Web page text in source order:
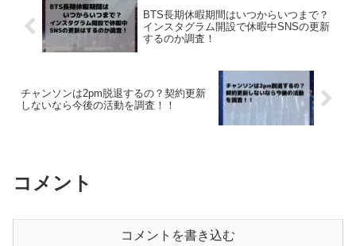
BTS長期休暇期間はいつからいつまで？
インスタグラム開設で休暇中SNSの更新
するのか調査！
チャンソンは2pm脱退するの？契約更新
しないなら今後の活動を調査！！
コメント
コメントを書き込む